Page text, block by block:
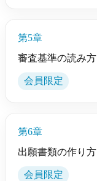
第5章
審査基準の読み方
会員限定
第6章
出願書類の作り方
会員限定